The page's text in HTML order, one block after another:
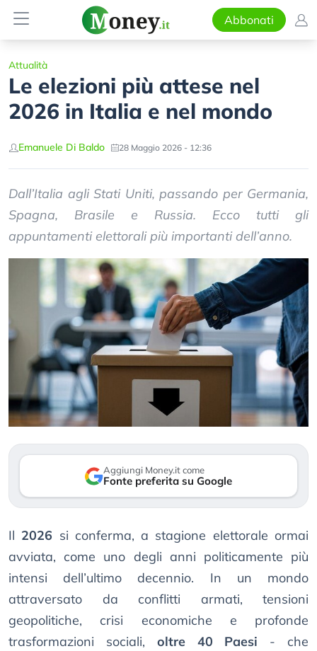
Abbonati
Attualità
Le elezioni più attese nel
2026 in Italia e nel mondo
Emanuele Di Baldo 28 Maggio 2026 - 12:36
Dall’Italia agli Stati Uniti, passando per Germania,
Spagna, Brasile e Russia. Ecco tutti gli
appuntamenti elettorali più importanti dell’anno.
Aggiungi Money.it come
Fonte preferita su Google
Il 2026 si conferma, a stagione elettorale ormai
avviata, come uno degli anni politicamente più
intensi dell’ultimo decennio. In un mondo
attraversato da conflitti armati, tensioni
geopolitiche, crisi economiche e profonde
trasformazioni sociali, oltre 40 Paesi - che